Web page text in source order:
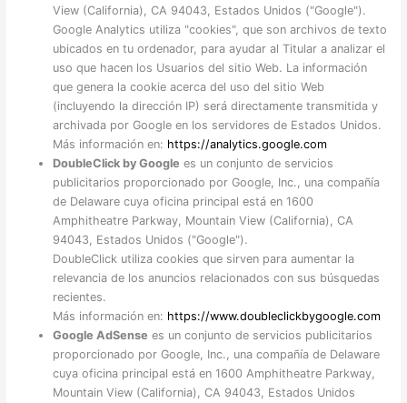
View (California), CA 94043, Estados Unidos ("Google").
Google Analytics utiliza "cookies", que son archivos de texto
ubicados en tu ordenador, para ayudar al Titular a analizar el
uso que hacen los Usuarios del sitio Web. La información
que genera la cookie acerca del uso del sitio Web
(incluyendo la dirección IP) será directamente transmitida y
archivada por Google en los servidores de Estados Unidos.
Más información en: https://analytics.google.com
DoubleClick by Google es un conjunto de servicios
publicitarios proporcionado por Google, Inc., una compañía
de Delaware cuya oficina principal está en 1600
Amphitheatre Parkway, Mountain View (California), CA
94043, Estados Unidos ("Google").
DoubleClick utiliza cookies que sirven para aumentar la
relevancia de los anuncios relacionados con sus búsquedas
recientes.
Más información en: https://www.doubleclickbygoogle.com
Google AdSense es un conjunto de servicios publicitarios
proporcionado por Google, Inc., una compañía de Delaware
cuya oficina principal está en 1600 Amphitheatre Parkway,
Mountain View (California), CA 94043, Estados Unidos